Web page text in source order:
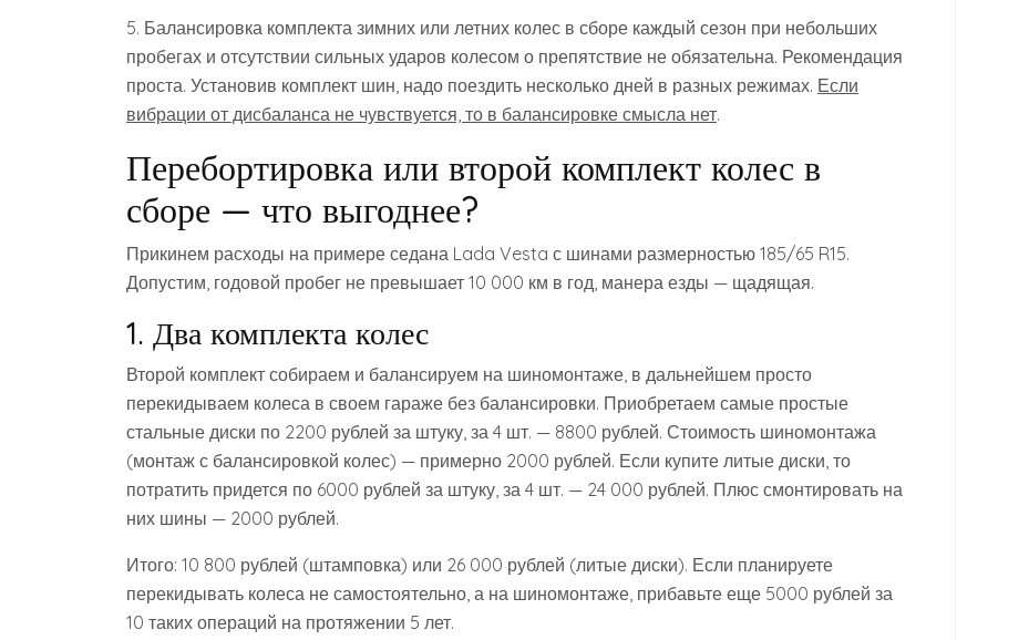
5. Балансировка комплекта зимних или летних колес в сборе каждый сезон при небольших
пробегах и отсутствии сильных ударов колесом о препятствие не обязательна. Рекомендация
проста. Установив комплект шин, надо поездить несколько дней в разных режимах. Если
вибрации от дисбаланса не чувствуется, то в балансировке смысла нет.
Перебортировка или второй комплект колес в
сборе — что выгоднее?
Прикинем расходы на примере седана Lada Vesta с шинами размерностью 185/65 R15.
Допустим, годовой пробег не превышает 10 000 км в год, манера езды — щадящая.
1. Два комплекта колес
Второй комплект собираем и балансируем на шиномонтаже, в дальнейшем просто
перекидываем колеса в своем гараже без балансировки. Приобретаем самые простые
стальные диски по 2200 рублей за штуку, за 4 шт. — 8800 рублей. Стоимость шиномонтажа
(монтаж с балансировкой колес) — примерно 2000 рублей. Если купите литые диски, то
потратить придется по 6000 рублей за штуку, за 4 шт. — 24 000 рублей. Плюс смонтировать на
них шины — 2000 рублей.
Итого: 10 800 рублей (штамповка) или 26 000 рублей (литые диски). Если планируете
перекидывать колеса не самостоятельно, а на шиномонтаже, прибавьте еще 5000 рублей за
10 таких операций на протяжении 5 лет.